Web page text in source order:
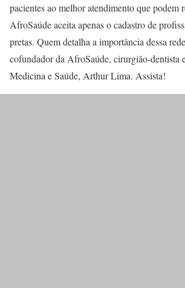
pacientes ao melhor atendimento que podem
AfroSaúde aceita apenas o cadastro de
pretas. Quem detalha a importância dessa
cofundador da AfroSaúde, cirurgião-dentista
Medicina e Saúde, Arthur Lima. Assista!